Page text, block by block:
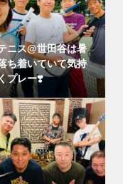
ニス@世田谷は暑
ち着いていて気持
プレー❣️